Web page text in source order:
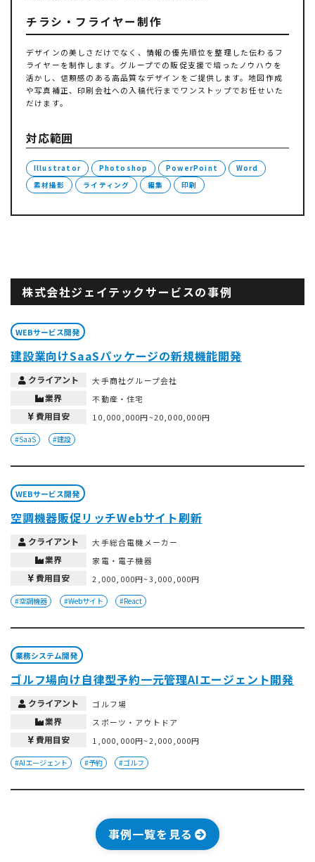
チラシ・フライヤー制作
デザインの美しさだけでなく、情報の優先順位を整理した伝わるフ
ライヤーを制作します。グループでの販促支援で培ったノウハウを
活かし、信頼感のある高品質なデザインをご提供します。地図作成
や写真補正、印刷会社への入稿代行までワンストップでお任せいた
だけます。
対応範囲
Illustrator Photoshop PowerPoint
Word
素材撮影
ライティング 編集 印刷
株式会社ジェイテックサービスの事例
WEBサービス開発
建設業向けSaaSパッケージの新規機能開発
クライアント 大手商社グループ会社
業界 不動産・住宅
費用目安 10,000,000円~20,000,000円
#SaaS #建設
WEBサービス開発
空調機器販促リッチWebサイト刷新
クライアント 大手総合電機メーカー
業界 家電・電子機器
費用目安 2,000,000円~3,000,000円
#空調機器 #Webサイト #React
業務システム開発
ゴルフ場向け自律型予約一元管理AIエージェント開発
クライアント ゴルフ場
業界 スポーツ・アウトドア
費用目安 1,000,000円~2,000,000円
#AIエージェント #予約 #ゴルフ
事例一覧を見る